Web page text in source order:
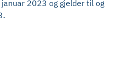
2023 og gjelder til og